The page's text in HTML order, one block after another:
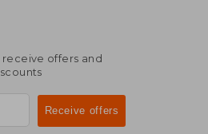
offers and